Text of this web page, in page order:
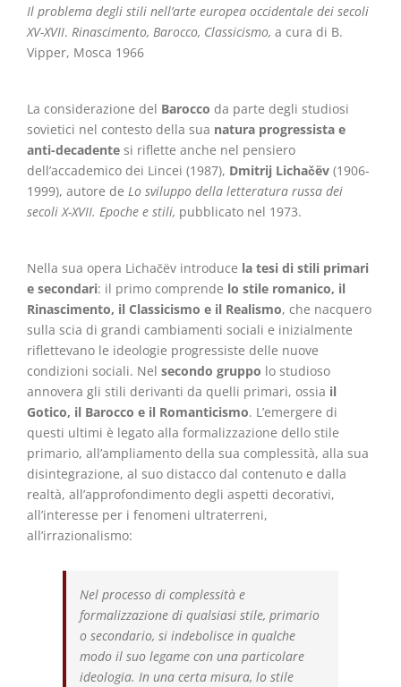
Il problema degli stili nell’arte europea occidentale dei secoli
XV-XVII. Rinascimento, Barocco, Classicismo, a cura di B.
Vipper, Mosca 1966
La considerazione del Barocco da parte degli studiosi
sovietici nel contesto della sua natura progressista e
anti-decadente si riflette anche nel pensiero
dell’accademico dei Lincei (1987), Dmitrij Lichačëv (1906-
1999), autore de Lo sviluppo della letteratura russa dei
secoli X-XVII. Epoche e stili, pubblicato nel 1973.
Nella sua opera Lichačëv introduce la tesi di stili primari
e secondari: il primo comprende lo stile romanico, il
Rinascimento, il Classicismo e il Realismo, che nacquero
sulla scia di grandi cambiamenti sociali e inizialmente
riflettevano le ideologie progressiste delle nuove
condizioni sociali. Nel secondo gruppo lo studioso
annovera gli stili derivanti da quelli primari, ossia il
Gotico, il Barocco e il Romanticismo. L’emergere di
questi ultimi è legato alla formalizzazione dello stile
primario, all’ampliamento della sua complessità, alla sua
disintegrazione, al suo distacco dal contenuto e dalla
realtà, all’approfondimento degli aspetti decorativi,
all’interesse per i fenomeni ultraterreni,
all’irrazionalismo:
Nel processo di complessità e
formalizzazione di qualsiasi stile, primario
o secondario, si indebolisce in qualche
modo il suo legame con una particolare
ideologia. In una certa misura, lo stile